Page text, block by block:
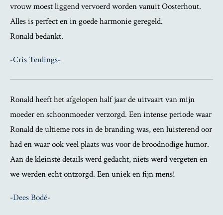
vrouw moest liggend vervoerd worden vanuit Oosterhout.
Alles is perfect en in goede harmonie geregeld.
Ronald bedankt.
-Cris Teulings-
Ronald heeft het afgelopen half jaar de uitvaart van mijn
moeder en schoonmoeder verzorgd. Een intense periode waar
Ronald de ultieme rots in de branding was, een luisterend oor
had en waar ook veel plaats was voor de broodnodige humor.
Aan de kleinste details werd gedacht, niets werd vergeten en
we werden echt ontzorgd. Een uniek en fijn mens!
-Dees Bodé-